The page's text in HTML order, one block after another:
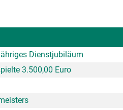
Dienstjubiläum
3.500,00 Euro